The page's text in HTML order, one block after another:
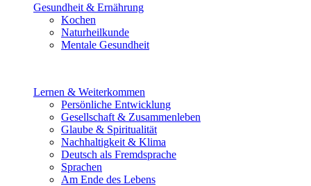
Gesundheit & Ernährung
Kochen
Naturheilkunde
Mentale Gesundheit
Lernen & Weiterkommen
Persönliche Entwicklung
Gesellschaft & Zusammenleben
Glaube & Spiritualität
Nachhaltigkeit & Klima
Deutsch als Fremdsprache
Sprachen
Am Ende des Lebens